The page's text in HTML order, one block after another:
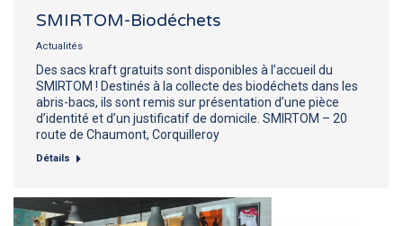
SMIRTOM-Biodéchets
Actualités
Des sacs kraft gratuits sont disponibles à l’accueil du
SMIRTOM ! Destinés à la collecte des biodéchets dans les
abris-bacs, ils sont remis sur présentation d’une pièce
d’identité et d’un justificatif de domicile. SMIRTOM – 20
route de Chaumont, Corquilleroy
Détails